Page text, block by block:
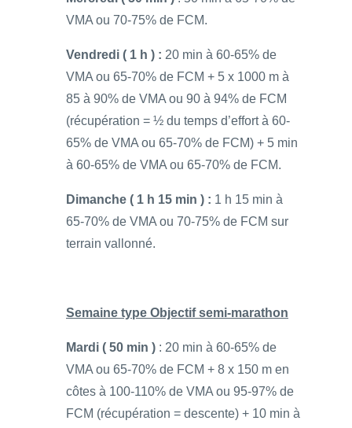
VMA ou 70-75% de FCM.
Vendredi ( 1 h ) : 20 min à 60-65% de
VMA ou 65-70% de FCM + 5 x 1000 m à
85 à 90% de VMA ou 90 à 94% de FCM
(récupération = ½ du temps d’effort à 60-
65% de VMA ou 65-70% de FCM) + 5 min
à 60-65% de VMA ou 65-70% de FCM.
Dimanche ( 1 h 15 min ) : 1 h 15 min à
65-70% de VMA ou 70-75% de FCM sur
terrain vallonné.
Semaine type Objectif semi-marathon
Mardi ( 50 min ) : 20 min à 60-65% de
VMA ou 65-70% de FCM + 8 x 150 m en
côtes à 100-110% de VMA ou 95-97% de
FCM (récupération = descente) + 10 min à